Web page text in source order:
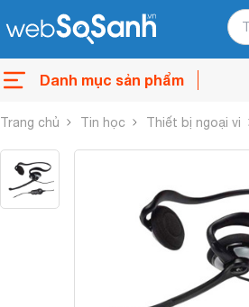
Danh mục sản phẩm
Trang chủ Tin học Thiết bị ngoại vi